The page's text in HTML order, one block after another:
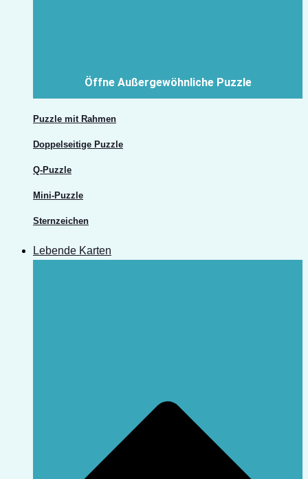
Öffne Außergewöhnliche Puzzle
Puzzle mit Rahmen
Doppelseitige Puzzle
Q-Puzzle
Mini-Puzzle
Sternzeichen
Lebende Karten